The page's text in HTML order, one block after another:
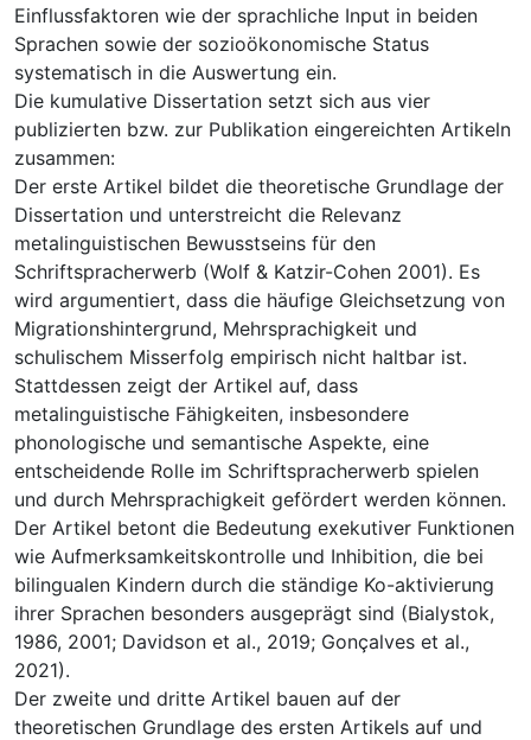
Einflussfaktoren wie der sprachliche Input in beiden
Sprachen sowie der sozioökonomische Status
systematisch in die Auswertung ein.
Die kumulative Dissertation setzt sich aus vier
publizierten bzw. zur Publikation eingereichten Artikeln
zusammen:
Der erste Artikel bildet die theoretische Grundlage der
Dissertation und unterstreicht die Relevanz
metalinguistischen Bewusstseins für den
Schriftspracherwerb (Wolf & Katzir-Cohen 2001). Es
wird argumentiert, dass die häufige Gleichsetzung von
Migrationshintergrund, Mehrsprachigkeit und
schulischem Misserfolg empirisch nicht haltbar ist.
Stattdessen zeigt der Artikel auf, dass
metalinguistische Fähigkeiten, insbesondere
phonologische und semantische Aspekte, eine
entscheidende Rolle im Schriftspracherwerb spielen
und durch Mehrsprachigkeit gefördert werden können.
Der Artikel betont die Bedeutung exekutiver Funktionen
wie Aufmerksamkeitskontrolle und Inhibition, die bei
bilingualen Kindern durch die ständige Ko-aktivierung
ihrer Sprachen besonders ausgeprägt sind (Bialystok,
1986, 2001; Davidson et al., 2019; Gonçalves et al.,
2021).
Der zweite und dritte Artikel bauen auf der
theoretischen Grundlage des ersten Artikels auf und